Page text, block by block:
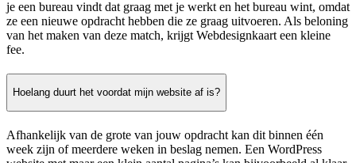
je een bureau vindt dat graag met je werkt en het bureau wint, omdat
ze een nieuwe opdracht hebben die ze graag uitvoeren. Als beloning
van het maken van deze match, krijgt Webdesignkaart een kleine
fee.
Hoelang duurt het voordat mijn website af is?
Afhankelijk van de grote van jouw opdracht kan dit binnen één
week zijn of meerdere weken in beslag nemen. Een WordPress